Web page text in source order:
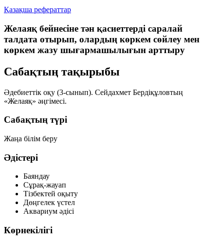
Қазақша рефераттар
Желаяқ бейнесіне тән қасиеттерді саралай
талдата отырып, олардың көркем сөйлеу мен
көркем жазу шығармашылығын арттыру
Сабақтың тақырыбы
Әдебиеттік оқу (3-сынып). Сейдахмет Бердіқұловтың
«Желаяқ» әңгімесі.
Сабақтың түрі
Жаңа білім беру
Әдістері
Баяндау
Сұрақ-жауап
Тізбектей оқыту
Дөңгелек үстел
Аквариум әдісі
Көрнекілігі